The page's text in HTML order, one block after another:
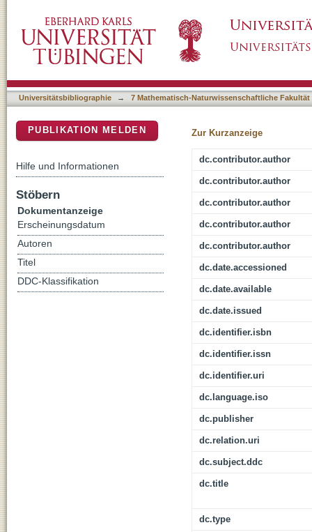
Augmentations
Universitätsbibliographie → 7 Mathematisch-Naturwissenschaftliche Fakultät
Zur Kurzanzeige
dc.contributor.author
dc.contributor.author
dc.contributor.author
dc.contributor.author
dc.contributor.author
dc.date.accessioned
dc.date.available
dc.date.issued
dc.identifier.isbn
dc.identifier.issn
dc.identifier.uri
dc.language.iso
dc.publisher
dc.relation.uri
dc.subject.ddc
dc.title
dc.type
PUBLIKATION MELDEN
Hilfe und Informationen
Stöbern
Dokumentanzeige
Erscheinungsdatum
Autoren
Titel
DDC-Klassifikation